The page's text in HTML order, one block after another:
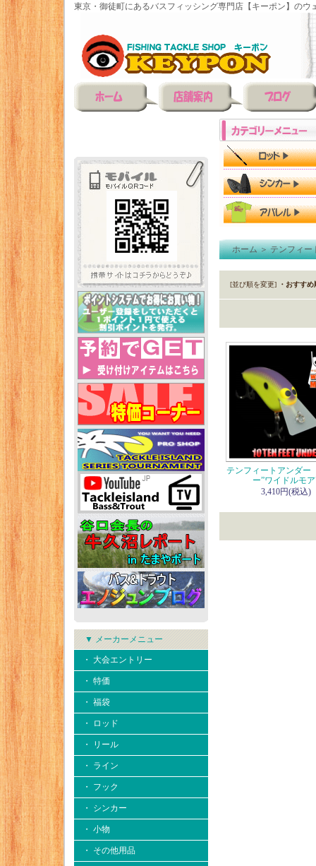
東京・御徒町にあるバスフィッシング専門店【キーポン】のウ
▼ メーカーメニュー
・ 大会エントリー
・ 特価
・ 福袋
・ ロッド
・ リール
・ ライン
・ フック
・ シンカー
・ 小物
・ その他用品
ホーム＞テンフィー
[並び順を変更] ・おすすめ
テンフィートアンダ
ー”ワイドルモ
3,410円(税込)